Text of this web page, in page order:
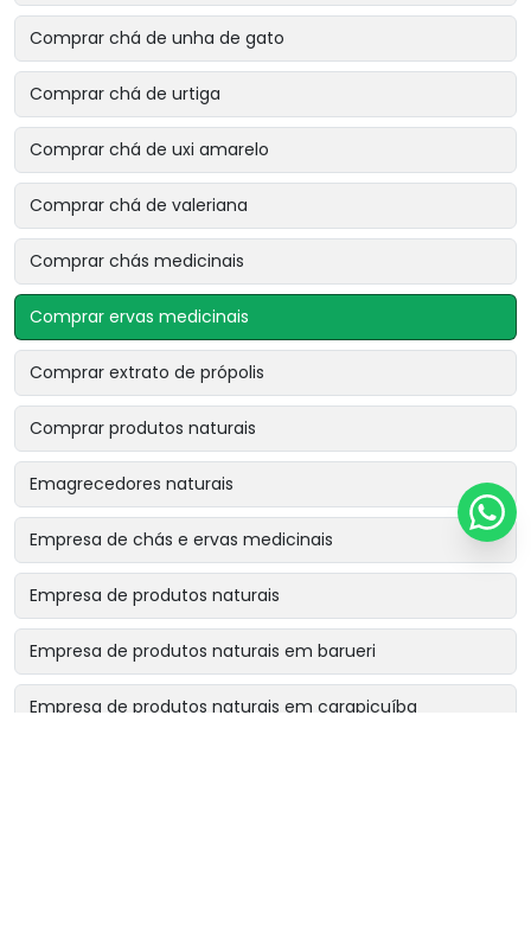
Comprar chá de unha de gato
Comprar chá de urtiga
Comprar chá de uxi amarelo
Comprar chá de valeriana
Comprar chás medicinais
Comprar ervas medicinais
Comprar extrato de própolis
Comprar produtos naturais
Emagrecedores naturais
Empresa de chás e ervas medicinais
Empresa de produtos naturais
Empresa de produtos naturais em barueri
Empresa de produtos naturais em carapicuíba